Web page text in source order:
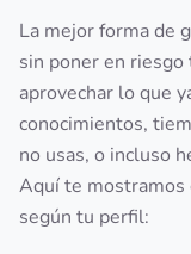
La mejor forma de
sin poner en riesgo
aprovechar lo que
conocimientos,
no usas, o incluso
Aquí te
según tu perfil: